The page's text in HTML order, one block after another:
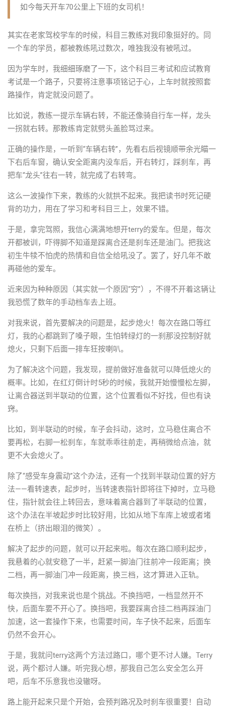
如今每天开车70公里上下班的女司机！
其实在老家驾校学车的时候，科目三教练对我印象挺好的。同
一个车的学员，都被教练吼过数次，唯独我没有被吼过。
因为学车时，我细细琢磨了一下，这个科目三考试和应试教育
考试是一个路子，只要将注意事项铭记于心，上车时就按照套
路操作，肯定就没问题了。
比如说，教练一提示车辆右转，不能还像骑自行车一样，龙头
一拐就右转。那教练肯定就劈头盖脸骂过来。
正确的操作是，一听到“车辆右转”，先看右后视镜顺带余光瞄一
下右后车窗，确认安全距离内没车后，开右转灯，踩刹车，再
把车“龙头”往右一转，就完成了右转弯。
这么一波操作下来，教练的火就拱不起来。我把读书时死记硬
背的功力，用在了学习和考科目三上，效果不错。
于是，拿完驾照，我信心满满地想开terry的爱车。但是，每次
开都被训，吓得脚不知道是踩离合还是刹车还是油门。把我这
初生牛犊不怕虎的热情和自信全给吼没了。罢了，好几年不敢
再碰他的爱车。
近来因为种种原因（其实就一个原因“穷”），不得不开着这辆让
我恐慌了数年的手动档车去上班。
对我来说，首先要解决的问题是，起步熄火！每次在路口等红
灯，我的心都跳到了嗓子眼，生怕转绿灯的一刹那没控制好就
熄火，只剩下后面一排车狂按喇叭。
为了解决这个问题，我发现，提前做好准备就可以降低熄火的
概率。比如，在红灯倒计时5秒的时候，我就开始慢慢松左脚，
让离合器送到半联动的位置，这个位置看似不好找，但也有诀
窍。
比如，到半联动的时候，车子会抖动，这时，立马稳住离合不
要再松，右脚一松刹车，车就乖乖往前走，再稍微给点油，就
更不大会熄火了。
除了“感受车身震动”这个办法，还有一个找到半联动位置的好方
法——看转速表，起步时，当转速表指针即将往下掉时，立马稳
住，指针就会往上转回去，意味着离合器到了半联动的位置，
这个办法在半坡起步时比较好用，比如从地下车库上坡或者堵
在桥上（挤出眼泪的微笑）。
解决了起步的问题，就可以开起来啦。每次在路口顺利起步，
我悬着的心就安稳了一半，赶紧一脚油门往前冲一段距离；换
二档，再一脚油门冲一段距离，换三档，这才算进入正轨。
每次换挡，对我来说也是个挑战。不换挡吧，一档显然开不
快，后面车要不开心了。换挡吧，我要踩离合挂二档再踩油门
加速，这一套操作下来，也需要时间，车子快不起来，后面车
仍然不会开心。
于是，我就问terry这两个方法过路口，哪个更不讨人嫌。Terry
说，两个都讨人嫌。听完我心想，那我自己怎么安全怎么开
吧，后车不乐意我也没辙呀。
路上能开起来只是个开始，会预判路况及时刹车很重要！自动